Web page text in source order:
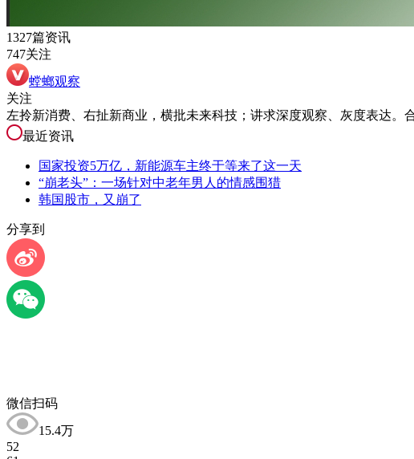
1327篇资讯
747关注
螳螂观察
关注
左拎新消费、右扯新商业，横批未来科技；讲求深度观察、灰度表达。
最近资讯
国家投资5万亿，新能源车主终于等来了这一天
“崩老头”：一场针对中老年男人的情感围猎
韩国股市，又崩了
分享到
微信扫码
15.4万
52